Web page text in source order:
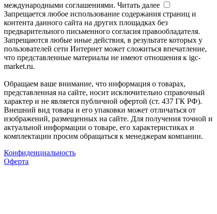
международными соглашениями. Читать далее
Запрещается любое использование содержания страниц и
контента данного сайта на других площадках без
предварительного письменного согласия правообладателя.
Запрещаются любые иные действия, в результате которых у
пользователей сети Интернет может сложиться впечатление,
что представленные материалы не имеют отношения к igc-
market.ru.
Обращаем ваше внимание, что информация о товарах,
представленная на сайте, носит исключительно справочный
характер и не является публичной офертой (ст. 437 ГК РФ).
Внешний вид товара и его упаковки может отличаться от
изображений, размещенных на сайте. Для получения точной и
актуальной информации о товаре, его характеристиках и
комплектации просим обращаться к менеджерам компании.
Конфиденциальность
Оферта